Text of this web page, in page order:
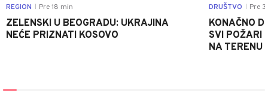
REGION Pre 18 min
ZELENSKI U BEOGRADU: UKRAJINA
NEĆE PRIZNATI KOSOVO
DRUŠTVO Pre
KONAČNO
SVI POŽARI
NA TERENU